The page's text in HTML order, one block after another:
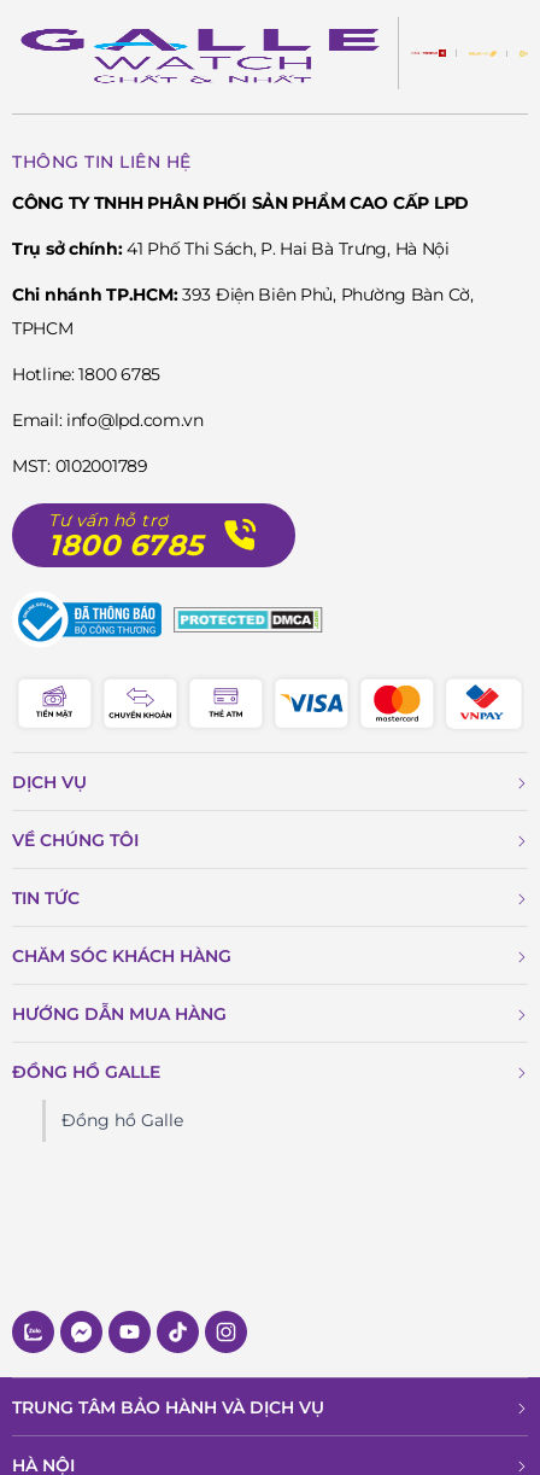
THÔNG TIN LIÊN HỆ
CÔNG TY TNHH PHÂN PHỐI SẢN PHẨM CAO CẤP LPD
Trụ sở chính:41 Phố Thi Sách, P. Hai Bà Trưng, Hà Nội
Chi nhánh TP.HCM:393 Điện Biên Phủ, Phường Bàn Cờ,
TPHCM
Hotline: 1800 6785
Email: info@lpd.com.vn
MST: 0102001789
Tư vấn hỗ trợ
1800 6785
DỊCH VỤ
VỀ CHÚNG TÔI
TIN TỨC
CHĂM SÓC KHÁCH HÀNG
HƯỚNG DẪN MUA HÀNG
ĐỒNG HỒ GALLE
Đồng hồ Galle
TRUNG TÂM BẢO HÀNH VÀ DỊCH VỤ
HÀ NỘI